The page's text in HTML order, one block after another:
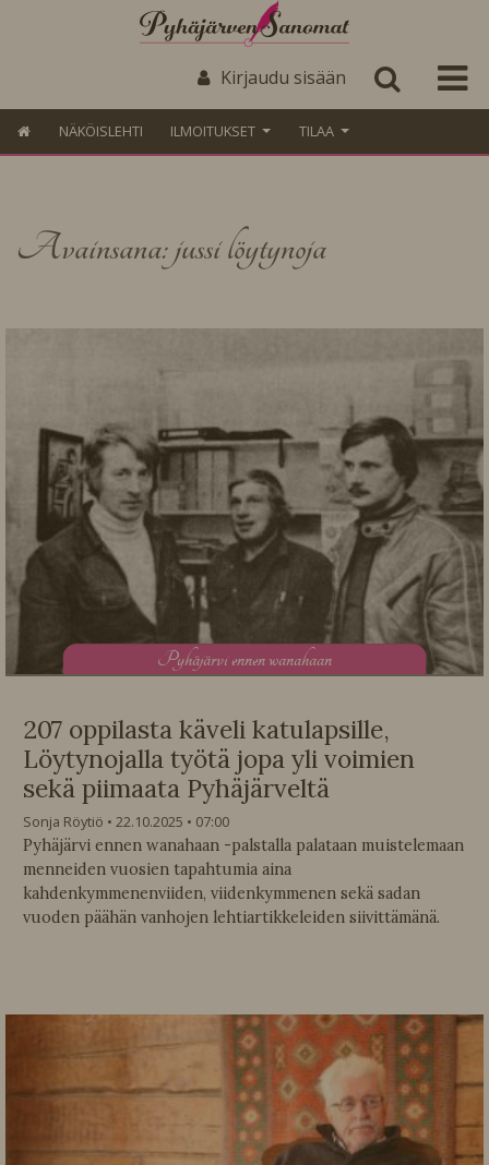
Kirjaudu sisään
NÄKÖISLEHTI ILMOITUKSET TILAA
Avainsana: jussi löytynoja
Pyhäjärvi ennen wanahaan
207 oppilasta käveli katulapsille,
Löytynojalla työtä jopa yli voimien
sekä piimaata Pyhäjärveltä
Sonja Röytiö 22.10.2025
07:00
Pyhäjärvi ennen wanahaan -palstalla palataan muistelemaan
menneiden vuosien tapahtumia aina
kahdenkymmenenviiden, viidenkymmenen sekä sadan
vuoden päähän vanhojen lehtiartikkeleiden siivittämänä.